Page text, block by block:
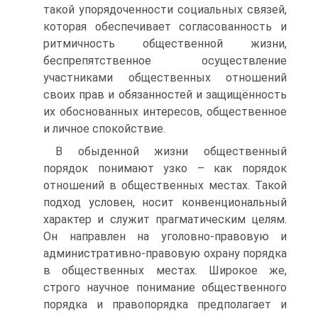
такой упорядоченности социальных связей,
которая обеспечивает согласованность и
ритмичность общественной жизни,
беспрепятственное осуществление
участниками общественных отношений
своих прав и обязанностей и защищённость
их обоснованных интересов, общественное
и личное спокойствие.
В обыденной жизни общественный
порядок понимают узко – как порядок
отношений в общественных местах. Такой
подход условен, носит конвенциональный
характер и служит прагматическим целям.
Он направлен на уголовно-правовую и
административно-правовую охрану порядка
в общественных местах. Широкое же,
строго научное понимание общественного
порядка и правопорядка предполагает и